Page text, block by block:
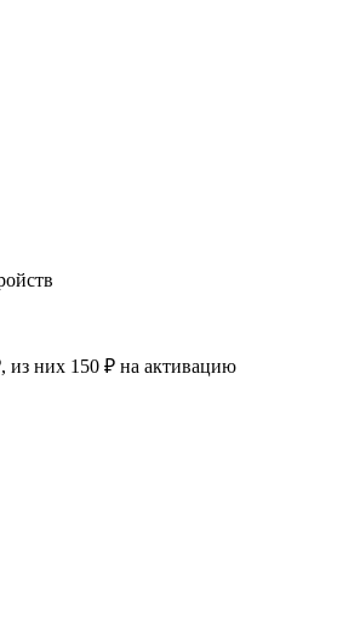
из них 150 ₽ на активацию